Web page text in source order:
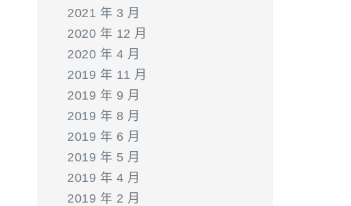
2021 年 3 月
2020 年 12 月
2020 年 4 月
2019 年 11 月
2019 年 9 月
2019 年 8 月
2019 年 6 月
2019 年 5 月
2019 年 4 月
2019 年 2 月